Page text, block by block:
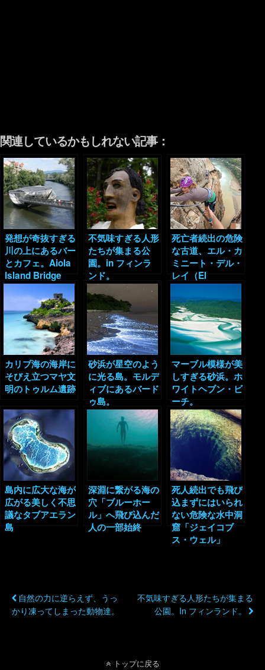
関連しているかもしれない記事：
発想が奇抜すぎる
川の上にあるバー
とカフェ。Aiola
Island Bridge
不気味すぎる人形
たちが集まる公
園。in フィンラ
ンド。
死亡者続出の危険
な古道、エル・カ
ミニート・デル・
レイ（El
Caminito del
Rey）。
カリブ海の海岸に
そびえ立つマヤ文
明のトゥルム遺跡
砂浜が星空のよう
に光る島。モルデ
ィブにあるバード
ゥ島。
マーブル模様が美
しすぎる砂浜。ホ
ワイトヘブン・ビ
ーチ。
島内に広大な海が
広がる美しく不思
議なタブアエラン
島
深淵に繋がる海の
穴「ブルーホー
ル」へ飛び込んだ
人の一部始終
死人続出でも飛び
込まずにはいられ
ない危険な水中洞
窟「ジェイコブ
ス・ウェル」
自然の力に逆らえず、うっ
かり凍ってしまった動物達。
不気味すぎる人形たちが集まる
公園。in フィンランド。
トップに戻る